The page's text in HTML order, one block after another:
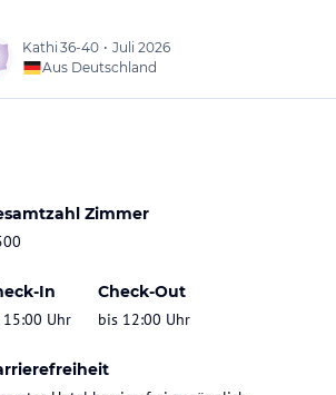
Kathi 36-40 • Juli 2026
Aus Deutschland
Zimmer
In
15:00 Uhr
Check-Out
bis 12:00 Uhr